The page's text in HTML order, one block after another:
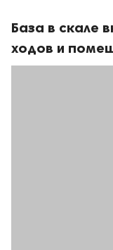
База в скале
ходов и